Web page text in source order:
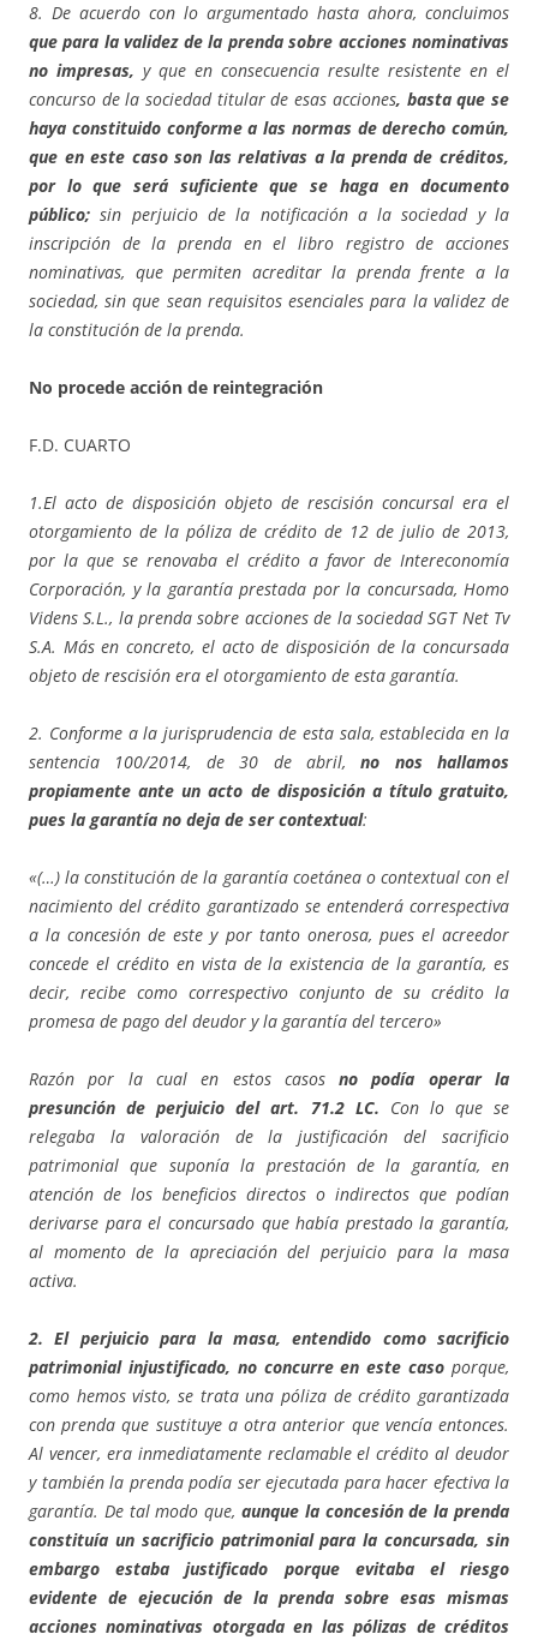
8. De acuerdo con lo argumentado hasta ahora, concluimos
que para la validez de la prenda sobre acciones nominativas
no impresas, y que en consecuencia resulte resistente en el
concurso de la sociedad titular de esas acciones, basta que se
haya constituido conforme a las normas de derecho común,
que en este caso son las relativas a la prenda de créditos,
por lo que será suficiente que se haga en documento
público; sin perjuicio de la notificación a la sociedad y la
inscripción de la prenda en el libro registro de acciones
nominativas, que permiten acreditar la prenda frente a la
sociedad, sin que sean requisitos esenciales para la validez de
la constitución de la prenda.
No procede acción de reintegración
F.D. CUARTO
1.El acto de disposición objeto de rescisión concursal era el
otorgamiento de la póliza de crédito de 12 de julio de 2013,
por la que se renovaba el crédito a favor de Intereconomía
Corporación, y la garantía prestada por la concursada, Homo
Videns S.L., la prenda sobre acciones de la sociedad SGT Net Tv
S.A. Más en concreto, el acto de disposición de la concursada
objeto de rescisión era el otorgamiento de esta garantía.
2. Conforme a la jurisprudencia de esta sala, establecida en la
sentencia 100/2014, de 30 de abril,no nos hallamos
propiamente ante un acto de disposición a título gratuito,
pues la garantía no deja de ser contextual:
«(…) la constitución de la garantía coetánea o contextual con el
nacimiento del crédito garantizado se entenderá correspectiva
a la concesión de este y por tanto onerosa, pues el acreedor
concede el crédito en vista de la existencia de la garantía, es
decir, recibe como correspectivo conjunto de su crédito la
promesa de pago del deudor y la garantía del tercero»
Razón por la cual en estos casosno podía operar la
presunción de perjuicio del art. 71.2 LC. Con lo que se
relegaba la valoración de la justificación del sacrificio
patrimonial que suponía la prestación de la garantía, en
atención de los beneficios directos o indirectos que podían
derivarse para el concursado que había prestado la garantía,
al momento de la apreciación del perjuicio para la masa
activa.
2. El perjuicio para la masa, entendido como sacrificio
patrimonial injustificado, no concurre en este caso porque,
como hemos visto, se trata una póliza de crédito garantizada
con prenda que sustituye a otra anterior que vencía entonces.
Al vencer, era inmediatamente reclamable el crédito al deudor
y también la prenda podía ser ejecutada para hacer efectiva la
garantía. De tal modo que, aunque la concesión de la prenda
constituía un sacrificio patrimonial para la concursada, sin
embargo estaba justificado porque evitaba el riesgo
evidente de ejecución de la prenda sobre esas mismas
acciones nominativas otorgada en las pólizas de créditos